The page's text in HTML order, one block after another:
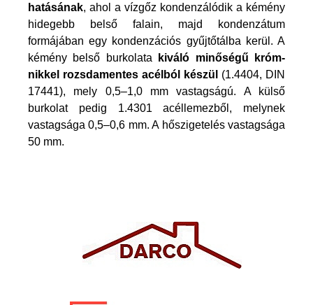
hatásának, ahol a vízgőz kondenzálódik a kémény
hidegebb belső falain, majd kondenzátum
formájában egy kondenzációs gyűjtőtálba kerül. A
kémény belső burkolata
kiváló minőségű króm-
nikkel rozsdamentes acélból készül
(1.4404, DIN
17441), mely 0,5–1,0 mm vastagságú. A külső
burkolat pedig 1.4301 acéllemezből, melynek
vastagsága 0,5–0,6 mm. A hőszigetelés vastagsága
50 mm.